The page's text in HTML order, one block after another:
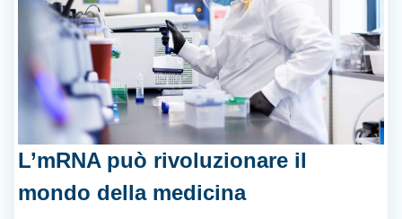
L’mRNA può rivoluzionare il
mondo della medicina